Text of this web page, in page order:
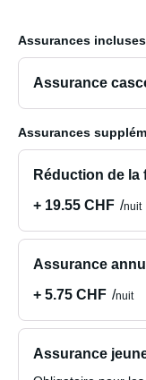
Assurances incluses
Assurance
Assurances
Réduction de la
+ 19.55 CHF
nuit
Assurance
+ 5.75 CHF
nuit
Assurance